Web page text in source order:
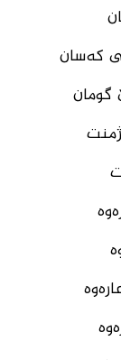
کەسان
گومان